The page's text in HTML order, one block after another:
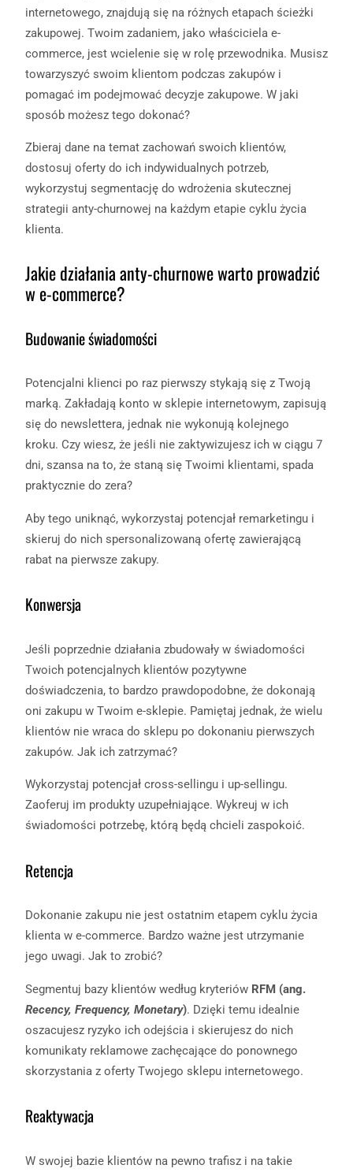
internetowego, znajdują się na różnych etapach ścieżki
zakupowej. Twoim zadaniem, jako właściciela e-
commerce, jest wcielenie się w rolę przewodnika. Musisz
towarzyszyć swoim klientom podczas zakupów i
pomagać im podejmować decyzje zakupowe. W jaki
sposób możesz tego dokonać?
Zbieraj dane na temat zachowań swoich klientów,
dostosuj oferty do ich indywidualnych potrzeb,
wykorzystuj segmentację do wdrożenia skutecznej
strategii anty-churnowej na każdym etapie cyklu życia
klienta.
Jakie działania anty-churnowe warto prowadzić
w e-commerce?
Budowanie świadomości
Potencjalni klienci po raz pierwszy stykają się z Twoją
marką. Zakładają konto w sklepie internetowym, zapisują
się do newslettera, jednak nie wykonują kolejnego
kroku. Czy wiesz, że jeśli nie zaktywizujesz ich w ciągu 7
dni, szansa na to, że staną się Twoimi klientami, spada
praktycznie do zera?
Aby tego uniknąć, wykorzystaj potencjał remarketingu i
skieruj do nich spersonalizowaną ofertę zawierającą
rabat na pierwsze zakupy.
Konwersja
Jeśli poprzednie działania zbudowały w świadomości
Twoich potencjalnych klientów pozytywne
doświadczenia, to bardzo prawdopodobne, że dokonają
oni zakupu w Twoim e-sklepie. Pamiętaj jednak, że wielu
klientów nie wraca do sklepu po dokonaniu pierwszych
zakupów. Jak ich zatrzymać?
Wykorzystaj potencjał cross-sellingu i up-sellingu.
Zaoferuj im produkty uzupełniające. Wykreuj w ich
świadomości potrzebę, którą będą chcieli zaspokoić.
Retencja
Dokonanie zakupu nie jest ostatnim etapem cyklu życia
klienta w e-commerce. Bardzo ważne jest utrzymanie
jego uwagi. Jak to zrobić?
Segmentuj bazy klientów według kryteriów RFM (ang.
Recency, Frequency, Monetary). Dzięki temu idealnie
oszacujesz ryzyko ich odejścia i skierujesz do nich
komunikaty reklamowe zachęcające do ponownego
skorzystania z oferty Twojego sklepu internetowego.
Reaktywacja
W swojej bazie klientów na pewno trafisz i na takie